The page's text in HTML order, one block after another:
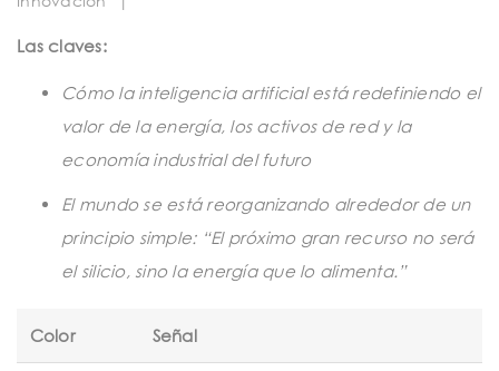
Las claves:
Cómo la inteligencia artificial está redefiniendo el
valor de la energía, los activos de red y la
economía industrial del futuro
El mundo se está reorganizando alrededor de un
principio simple: “El próximo gran recurso no será
el silicio, sino la energía que lo alimenta.”
Color Señal